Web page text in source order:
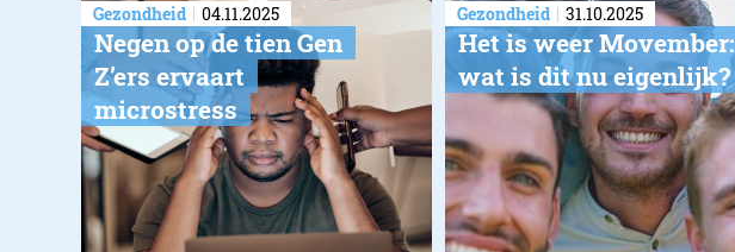
Gezondheid 04.11.2025
Negen op de tien Gen
Z’ers ervaart
microstress
Gezondheid 31.10.2025
Het is weer Movember:
wat is dit nu eigenlijk?